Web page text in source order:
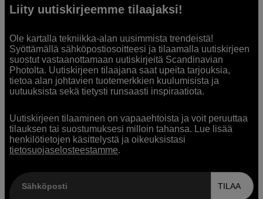
Liity uutiskirjeemme tilaajaksi!
Ole kartalla tekniikka-alan uusimmista trendeistä!
Syöttämällä sähköpostiosoitteesi ja tilaamalla uutiskirjeen
suostut vastaanottamaan uutiskirjeitä Scandinavian
Photolta. Uutiskirjeen tilaajana saat upeita tarjouksia,
tietoa alan johtavien tuotemerkkien kuulumisista ja
uutuuksista sekä tietysti runsaasti inspiraatiota.
Uutiskirjeen tilaaminen on vapaaehtoista ja voit peruuttaa
tilauksen tai suostumuksesi milloin tahansa. Lue lisää
henkilötietojen käsittelystä ja oikeuksistasi
tietosuojaselosteestamme.
Sähköposti TILAA